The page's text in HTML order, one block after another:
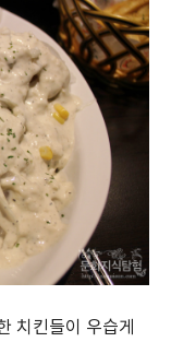
치킨들이 우습게